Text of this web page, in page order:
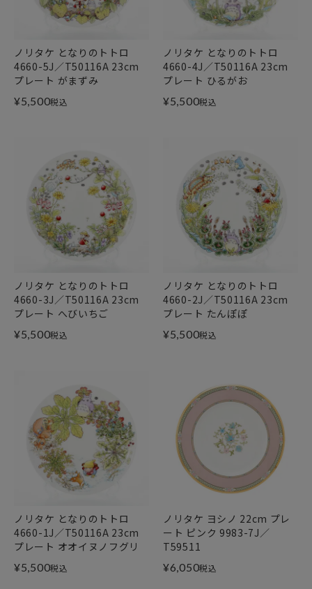
ノリタケ となりのトトロ
4660-5J／T50116A 23cm
プレート がまずみ
¥5,500税込
ノリタケ となりのトトロ
4660-4J／T50116A 23cm
プレート ひるがお
¥5,500税込
ノリタケ となりのトトロ
4660-3J／T50116A 23cm
プレート へびいちご
¥5,500税込
ノリタケ となりのトトロ
4660-2J／T50116A 23cm
プレート たんぽぽ
¥5,500税込
ノリタケ となりのトトロ
4660-1J／T50116A 23cm
プレート オオイヌノフグリ
¥5,500税込
ノリタケ ヨシノ 22cm プレ
ート ピンク 9983-7J／
T59511
¥6,050税込